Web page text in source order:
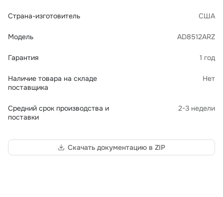
Страна-изготовитель США
Модель AD8512ARZ
Гарантия 1 год
Наличие товара на складе
поставщика
Нет
Средний срок производства и
поставки
2-3 недели
Скачать документацию в ZIP